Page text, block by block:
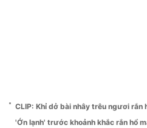
CLIP: Khỉ dở bài nhây trêu ngươi rắn
'Ớn lạnh' trước khoảnh khắc rắn hổ